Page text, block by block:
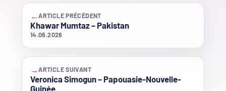
←ARTICLE PRÉCÉDENT
Khawar Mumtaz – Pakistan
14.06.2026
→ARTICLE SUIVANT
Veronica Simogun – Papouasie-Nouvelle-
Guinée